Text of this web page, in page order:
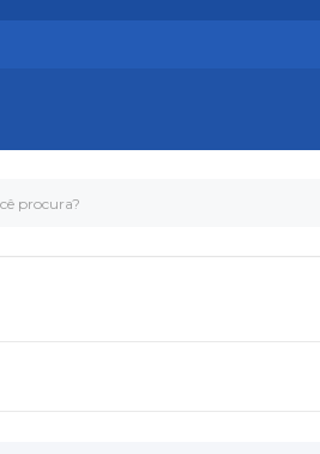
procura?